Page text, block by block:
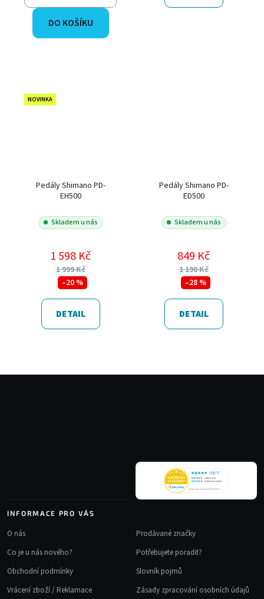
DO KOŠÍKU
NOVINKA
Pedály Shimano PD-
EH500
Skladem u nás
1 598 Kč
1 999 Kč
–20 %
DETAIL
Pedály Shimano PD-
ED500
Skladem u nás
849 Kč
1 190 Kč
–28 %
DETAIL
INFORMACE PRO VÁS
O nás
Co je u nás nového?
Obchodní podmínky
Vrácení zboží / Reklamace
Prodávané značky
Potřebujete poradit?
Slovník pojmů
Zásady zpracování osobních údajů